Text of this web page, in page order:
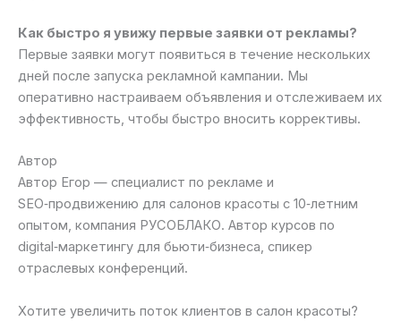
Как быстро я увижу первые заявки от рекламы?
Первые заявки могут появиться в течение нескольких
дней после запуска рекламной кампании. Мы
оперативно настраиваем объявления и отслеживаем их
эффективность, чтобы быстро вносить коррективы.
Автор
Автор Егор — специалист по рекламе и
SEO‑продвижению для салонов красоты с 10‑летним
опытом, компания РУСОБЛАКО. Автор курсов по
digital‑маркетингу для бьюти‑бизнеса, спикер
отраслевых конференций.
Хотите увеличить поток клиентов в салон красоты?